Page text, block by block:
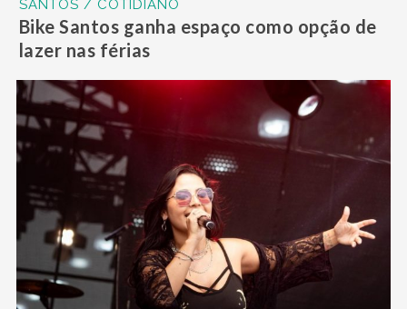
SANTOS / COTIDIANO
Bike Santos ganha espaço como opção de
lazer nas férias